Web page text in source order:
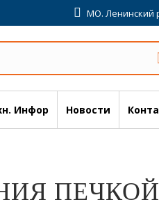
МО. Ленинский
Инфор Новости
ПЕЧКОЙ -